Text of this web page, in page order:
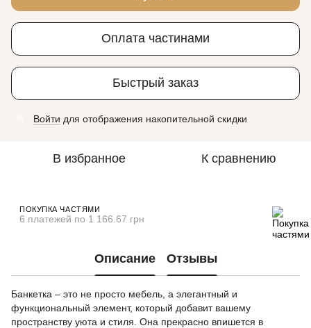
Оплата частинами
Быстрый заказ
Войти для отображения накопительной скидки
В избранное К сравнению
ПОКУПКА ЧАСТЯМИ
6 платежей по 1 166.67 грн
Описание Отзывы
Банкетка – это не просто мебель, а элегантный и
функциональный элемент, который добавит вашему
пространству уюта и стиля. Она прекрасно впишется в